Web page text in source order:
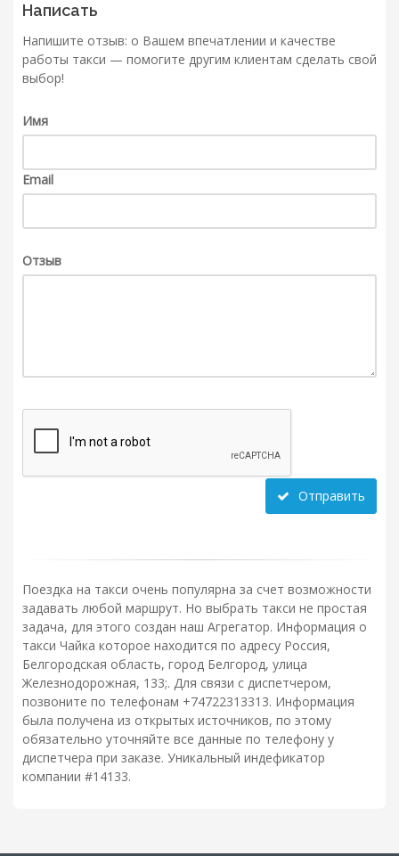
Написать
Напишите отзыв: о Вашем впечатлении и качестве
работы такси — помогите другим клиентам сделать свой
выбор!
Имя
Email
Отзыв
Отправить
Поездка на такси очень популярна за счет возможности
задавать любой маршрут. Но выбрать такси не простая
задача, для этого создан наш Агрегатор. Информация о
такси Чайка которое находится по адресу Россия,
Белгородская область, город Белгород, улица
Железнодорожная, 133;. Для связи с диспетчером,
позвоните по телефонам +74722313313. Информация
была получена из открытых источников, по этому
обязательно уточняйте все данные по телефону у
диспетчера при заказе. Уникальный индефикатор
компании #14133.